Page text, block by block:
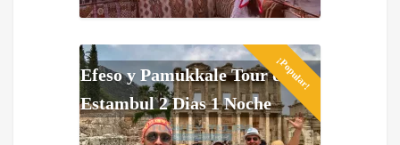
¡Popular!
Efeso y Pamukkale Tour de
Estambul 2 Dias 1 Noche